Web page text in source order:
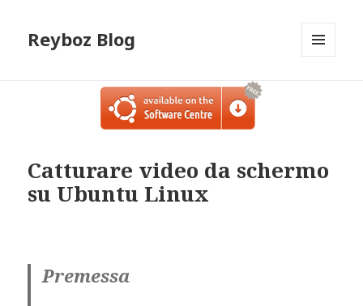
Reyboz Blog
Catturare video da schermo
su Ubuntu Linux
Premessa